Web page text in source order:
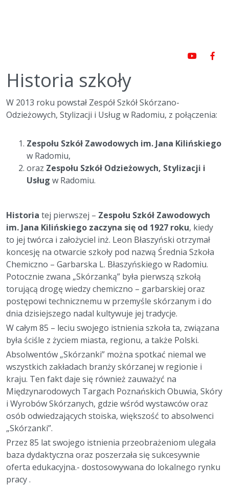
Historia szkoły
W 2013 roku powstał Zespół Szkół Skórzano-
Odzieżowych, Stylizacji i Usług w Radomiu, z połączenia:
Zespołu Szkół Zawodowych im. Jana Kilińskiego
w Radomiu,
oraz Zespołu Szkół Odzieżowych, Stylizacji i
Usług w Radomiu.
Historia tej pierwszej – Zespołu Szkół Zawodowych
im. Jana Kilińskiego zaczyna się od 1927 roku, kiedy
to jej twórca i założyciel inż. Leon Błaszyński otrzymał
koncesję na otwarcie szkoły pod nazwą Średnia Szkoła
Chemiczno – Garbarska L. Błaszyńskiego w Radomiu.
Potocznie zwana „Skórzanką” była pierwszą szkołą
torującą drogę wiedzy chemiczno – garbarskiej oraz
postępowi technicznemu w przemyśle skórzanym i do
dnia dzisiejszego nadal kultywuje jej tradycje.
W całym 85 – leciu swojego istnienia szkoła ta, związana
była ściśle z życiem miasta, regionu, a także Polski.
Absolwentów „Skórzanki” można spotkać niemal we
wszystkich zakładach branży skórzanej w regionie i
kraju. Ten fakt daje się również zauważyć na
Międzynarodowych Targach Poznańskich Obuwia, Skóry
i Wyrobów Skórzanych, gdzie wśród wystawców oraz
osób odwiedzających stoiska, większość to absolwenci
„Skórzanki”.
Przez 85 lat swojego istnienia przeobrażeniom ulegała
baza dydaktyczna oraz poszerzała się sukcesywnie
oferta edukacyjna.- dostosowywana do lokalnego rynku
pracy .